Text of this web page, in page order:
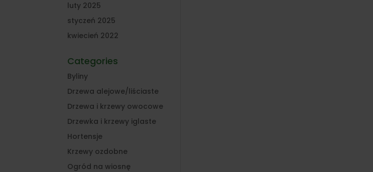
luty 2025
styczeń 2025
kwiecień 2022
Categories
Byliny
Drzewa alejowe/liściaste
Drzewa i krzewy owocowe
Drzewka i krzewy iglaste
Hortensje
Krzewy ozdobne
Ogród na wiosnę